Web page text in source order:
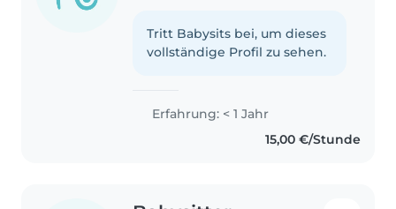
Tritt Babysits bei, um dieses
vollständige Profil zu sehen.
Erfahrung: < 1 Jahr
15,00 €/Stunde